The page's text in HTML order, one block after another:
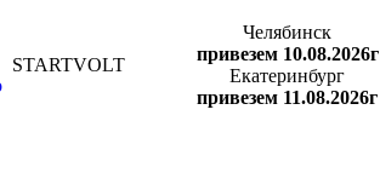
STARTVOLT
Челябинск
привезем 10.08.2026г
Екатеринбург
привезем 11.08.2026г